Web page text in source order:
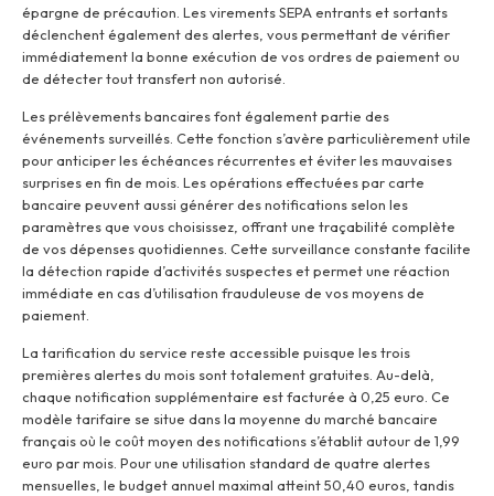
épargne de précaution. Les virements SEPA entrants et sortants
déclenchent également des alertes, vous permettant de vérifier
immédiatement la bonne exécution de vos ordres de paiement ou
de détecter tout transfert non autorisé.
Les prélèvements bancaires font également partie des
événements surveillés. Cette fonction s’avère particulièrement utile
pour anticiper les échéances récurrentes et éviter les mauvaises
surprises en fin de mois. Les opérations effectuées par carte
bancaire peuvent aussi générer des notifications selon les
paramètres que vous choisissez, offrant une traçabilité complète
de vos dépenses quotidiennes. Cette surveillance constante facilite
la détection rapide d’activités suspectes et permet une réaction
immédiate en cas d’utilisation frauduleuse de vos moyens de
paiement.
La tarification du service reste accessible puisque les trois
premières alertes du mois sont totalement gratuites. Au-delà,
chaque notification supplémentaire est facturée à 0,25 euro. Ce
modèle tarifaire se situe dans la moyenne du marché bancaire
français où le coût moyen des notifications s’établit autour de 1,99
euro par mois. Pour une utilisation standard de quatre alertes
mensuelles, le budget annuel maximal atteint 50,40 euros, tandis